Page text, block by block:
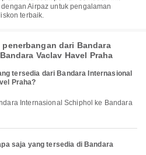
Airpaz untuk pengalaman
terbaik.
dari Bandara
Vaclav Havel Praha
tersedia dari Bandara Internasional
Praha?
saja yang tersedia di Bandara